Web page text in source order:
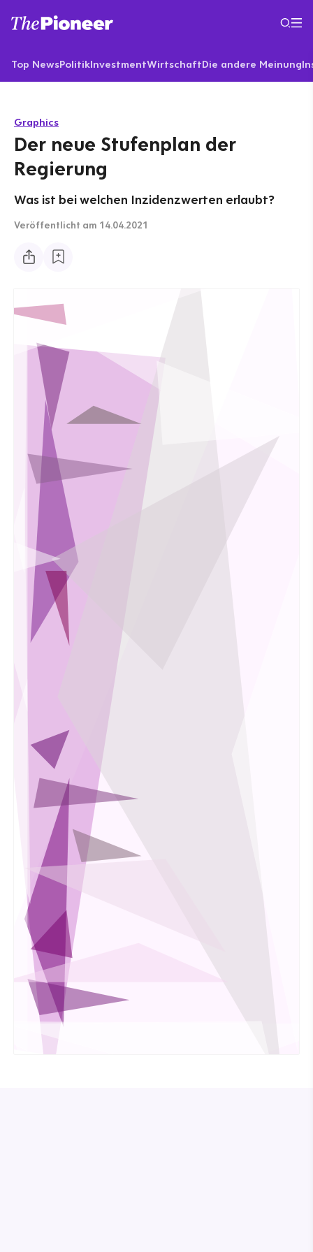
Top NewsPolitikInvestmentWirtschaftDie andere Meinung
Graphics
Der neue Stufenplan der
Regierung
Was ist bei welchen Inzidenzwerten erlaubt?
Veröffentlicht am 14.04.2021